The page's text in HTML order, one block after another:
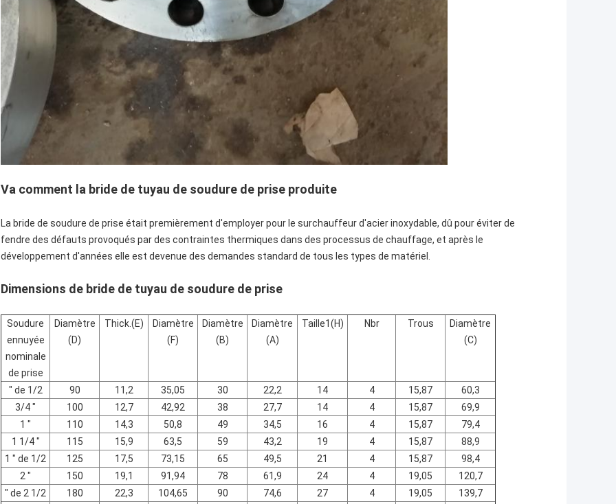
Va comment la bride de tuyau de soudure de prise produite
La bride de soudure de prise était premièrement d'employer pour le surchauffeur d'acier inoxydable, dû pour éviter de
fendre des défauts provoqués par des contraintes thermiques dans des processus de chauffage, et après le
développement d'années elle est devenue des demandes standard de tous les types de matériel.
Dimensions de bride de tuyau de soudure de prise
Soudure
ennuyée
nominale
de prise
Diamètre
(D)
Thick.(E)
Diamètre
(F)
Diamètre
(B)
Diamètre
(A)
Taille1(H) Nbr Trous
Diamètre
(C)
″ de 1/2 90 11,2 35,05 30 22,2 14 4 15,87
60,3
3/4 ″
100 12,7 42,92 38 27,7 14 4 15,87
69,9
1 ″
110 14,3 50,8 49 34,5 16 4 15,87
79,4
1 1/4 ″
115 15,9 63,5 59 43,2 19 4 15,87
88,9
1 ″ de 1/2
125 17,5 73,15 65 49,5 21 4 15,87
98,4
2 ″
150 19,1 91,94 78 61,9 24 4 19,05
120,7
″ de 2 1/2
180 22,3 104,65 90 74,6 27 4 19,05 139,7